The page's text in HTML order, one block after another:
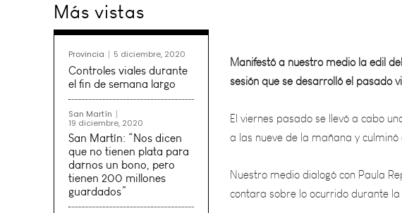
Más vistas
Provincia 5 diciembre, 2020
Controles viales durante
el fin de semana largo
San Martín
19 diciembre, 2020
San Martín: “Nos dicen
que no tienen plata para
darnos un bono, pero
tienen 200 millones
guardados”
sesión que se desarrolló el
El viernes pasado se llevó a cabo
a las nueve de la mañana y
Nuestro medio dialogó con Paula
contara sobre lo ocurrido durante